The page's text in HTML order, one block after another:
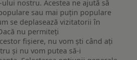
nostru. Acestea ne ajută să
sau mai puțin populare
se deplasează vizitatorii în
nu permiteți
fișiere, nu vom ști când ați
și nu vom putea să-i